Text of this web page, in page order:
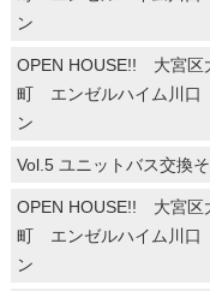
ン
OPEN HOUSE!! 大宮
町 エンゼルハイム川
ン
Vol.5 ユニットバス交換
OPEN HOUSE!! 大宮
町 エンゼルハイム川
ン